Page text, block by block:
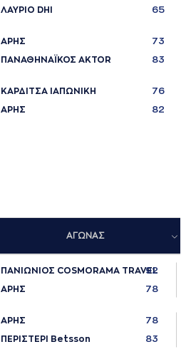
ΛΑΥΡΙΟ DHI 65
ΑΡΗΣ 73
ΠΑΝΑΘΗΝΑΪΚΟΣ AKTOR 83
ΚΑΡΔΙΤΣΑ ΙΑΠΩΝΙΚΗ 76
ΑΡΗΣ 82
ΑΓΩΝΑΣ
ΠΑΝΙΩΝΙΟΣ COSMORAMA TRAVEL
92
ΑΡΗΣ 78
ΑΡΗΣ 78
ΠΕΡΙΣΤΕΡΙ Betsson 83